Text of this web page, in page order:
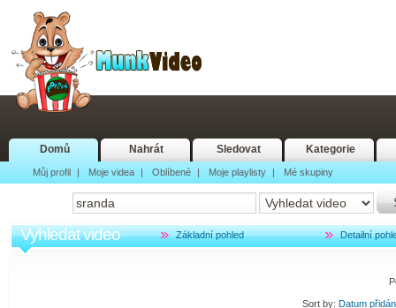
Domů Nahrát Sledovat Kategorie
Můj profil | Moje videa | Oblíbené | Moje playlisty | Mé skupiny
Vyhledat video Základní pohled Detailní
Sort by: Datum